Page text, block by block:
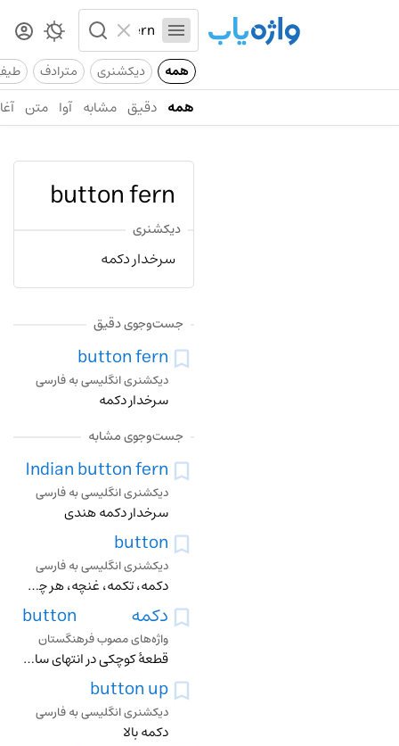
همه دیکشنری مترادف
همه دقیق مشابه آوا متن
button fern
دیکشنری
سرخدار دکمه
جست‌وجوی دقیق
button fern
دیکشنری انگلیسی به فارسی
سرخدار دکمه
جست‌وجوی مشابه
Indian button fern
دیکشنری انگلیسی به فارسی
سرخدار دکمه هندی
button
دیکشنری انگلیسی به فارسی
دکمه، تکمه، غنچه، هر چیزی شبیه دکمه، تکمه زدن، با دکمه محکم کردن
دکمه button
واژه‌های مصوب فرهنگستان
قطعۀ کوچکی در انتهای سازهای زهی مانند ویلن که سیم‌ها را به حالت کشیده نگه میدارد
button up
دیکشنری انگلیسی به فارسی
دکمه بالا